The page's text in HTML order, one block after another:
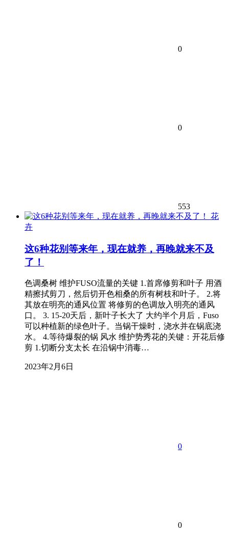
0
0
553
花
卉
这6种花别等来年，现在就养，再晚就来不及
了！
色调桑树 维护FUSO流量的关键 1.首席修剪和叶子 用酒
精擦拭剪刀，然后切开色相桑的所有树枝和叶子。 2.将
其放在明亮的通风位置 将修剪的色调放入明亮的通风
口。 3. 15-20天后，新叶子长大了 大约半个月后，Fuso
可以种植新的绿色叶子。当锅干燥时，浇水并在锅底浇
水。 4.等待爆裂的锅 风水 维护势秀花的关键：开花后修
剪 1.切断分支太长 在沿锅中消毒…
2023年2月6日
0
0